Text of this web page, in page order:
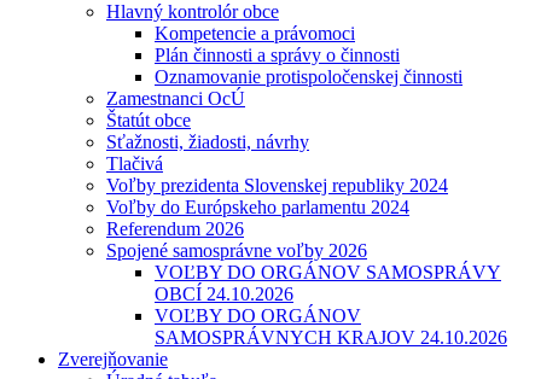
Hlavný kontrolór obce
Kompetencie a právomoci
Plán činnosti a správy o činnosti
Oznamovanie protispoločenskej činnosti
Zamestnanci OcÚ
Štatút obce
Sťažnosti, žiadosti, návrhy
Tlačivá
Voľby prezidenta Slovenskej republiky 2024
Voľby do Európskeho parlamentu 2024
Referendum 2026
Spojené samosprávne voľby 2026
VOĽBY DO ORGÁNOV SAMOSPRÁVY
OBCÍ 24.10.2026
VOĽBY DO ORGÁNOV
SAMOSPRÁVNYCH KRAJOV 24.10.2026
Zverejňovanie